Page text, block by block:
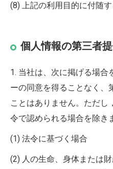
(8) 上記の利用目的に付随
個人情報の第三者
1. 当社は、次に掲げる場
ーの同意を得ることなく、
ことはありません。ただし
令で認められる場合を除き
(1) 法令に基づく場合
(2) 人の生命、身体または